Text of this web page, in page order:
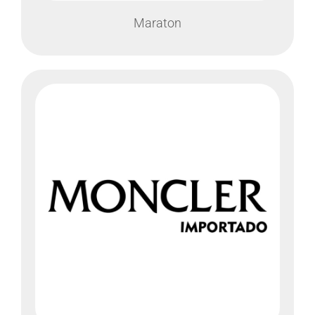
Maraton